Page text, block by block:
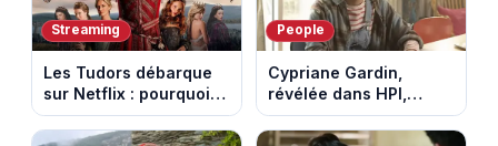
Streaming
Les Tudors débarque
sur Netflix : pourquoi la
série n’a rien perdu de
son pouvoir
People
Cypriane Gardin,
révélée dans HPI,
lance une cagnotte
après des difficultés